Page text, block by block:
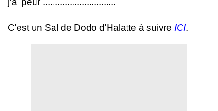
j'ai peur ..............................
C'est un Sal de Dodo d'Halatte à suivre ICI.